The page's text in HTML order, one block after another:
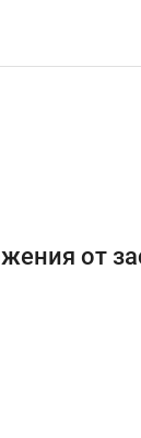
от